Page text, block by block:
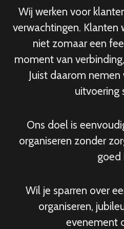
Wij werken voor
verwachtingen. Klanten
niet zomaar een
moment van
Juist daarom
uitvoering
Ons doel is
organiseren zonder
goed
Wil je sparren over
organiseren,
evenement